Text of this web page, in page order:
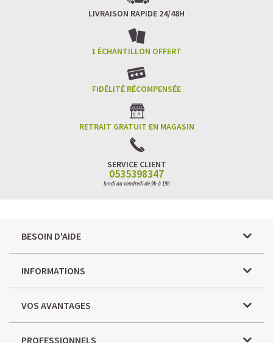
LIVRAISON RAPIDE 24/48H
1 ÉCHANTILLON OFFERT
FIDÉLITÉ RÉCOMPENSÉE
RETRAIT GRATUIT EN MAGASIN
SERVICE CLIENT
0535398347
lundi au vendredi de 9h à 19h
BESOIN D'AIDE
INFORMATIONS
VOS AVANTAGES
PROFESSIONNELS